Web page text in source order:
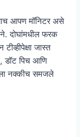
आपण मॉनिटर असे
दोघांमधील फरक
जास्त
डॉट पिच आणि
नक्कीच समजले